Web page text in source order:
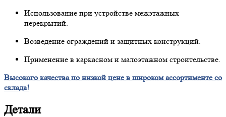
Использование при устройстве межэтажных
перекрытий.
Возведение ограждений и защитных конструкций.
Применение в каркасном и малоэтажном строительстве.
Высокого качества по низкой цене в широком ассортименте со
склада!
Детали